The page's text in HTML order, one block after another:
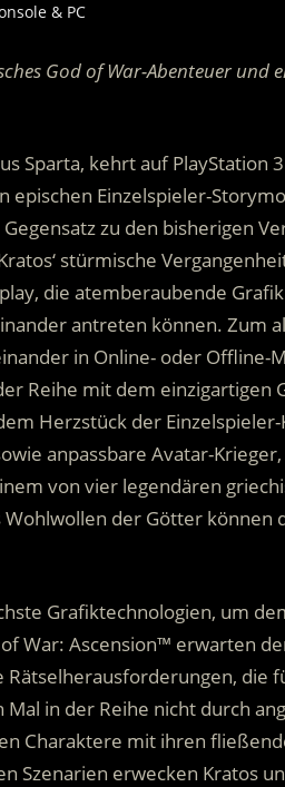
& PC
God of War-Abenteuer
Sparta, kehrt auf PlayStation
epischen Einzelspieler-
zu den bisherigen
stürmische
die atemberaubende
antreten können. Zum
in Online- oder
Reihe mit dem einzigartigen
Herzstück der
anpassbare Avatar-
von vier legendären
der Götter
Grafiktechnologien, um
War: Ascension™ erwarten
die
in der Reihe nicht durch
Charaktere mit ihren
Szenarien erwecken Kratos